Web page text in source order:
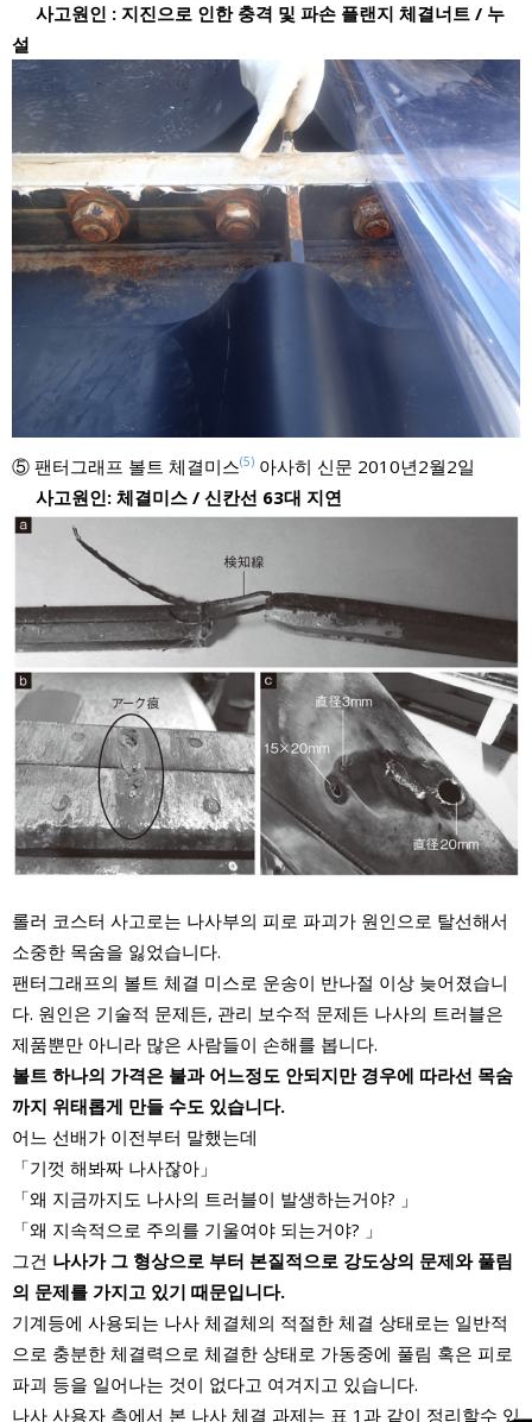
사고원인 : 지진으로 인한 충격 및 파손 플랜지 체결너트 / 누
설
⑤ 팬터그래프 볼트 체결미스(5) 아사히 신문 2010년2월2일
사고원인: 체결미스 / 신칸선 63대 지연
롤러 코스터 사고로는 나사부의 피로 파괴가 원인으로 탈선해서
소중한 목숨을 잃었습니다.
팬터그래프의 볼트 체결 미스로 운송이 반나절 이상 늦어졌습니
다. 원인은 기술적 문제든, 관리 보수적 문제든 나사의 트러블은
제품뿐만 아니라 많은 사람들이 손해를 봅니다.
볼트 하나의 가격은 불과 어느정도 안되지만 경우에 따라선 목숨
까지 위태롭게 만들 수도 있습니다.
어느 선배가 이전부터 말했는데
「기껏 해봐짜 나사잖아」
「왜 지금까지도 나사의 트러블이 발생하는거야? 」
「왜 지속적으로 주의를 기울여야 되는거야? 」
그건 나사가 그 형상으로 부터 본질적으로 강도상의 문제와 풀림
의 문제를 가지고 있기 때문입니다.
기계등에 사용되는 나사 체결체의 적절한 체결 상태로는 일반적
으로 충분한 체결력으로 체결한 상태로 가동중에 풀림 혹은 피로
파괴 등을 일어나는 것이 없다고 여겨지고 있습니다.
나사 사용자 측에서 본 나사 체결 과제는 표 1과 같이 정리할수 있